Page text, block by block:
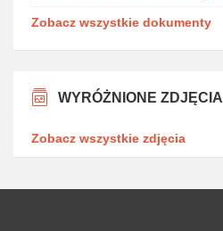
Zobacz wszystkie dokumenty
WYRÓŻNIONE ZDJĘCIA
Zobacz wszystkie zdjęcia